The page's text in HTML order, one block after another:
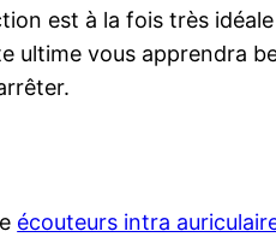
est à la fois très
ultime vous apprendra
écouteurs intra